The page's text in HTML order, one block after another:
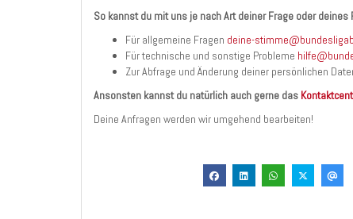
So kannst du mit uns je nach Art deiner Frage oder
Für allgemeine Fragen deine-
Für technische und sonstige Probleme
Zur Abfrage und Änderung deiner persönlichen
Ansonsten kannst du natürlich auch gerne das
Deine Anfragen werden wir umgehend bearbeiten!